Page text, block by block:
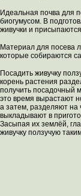
Идеальная почва для
биогумусом. В
живучки и
Материал для посева
которые собираются
Посадить живучку
корень растения
получить посадочный
это время вырастают
а затем, разделяют
выкладывают в
Засыпая их землёй,
живучку ползучую